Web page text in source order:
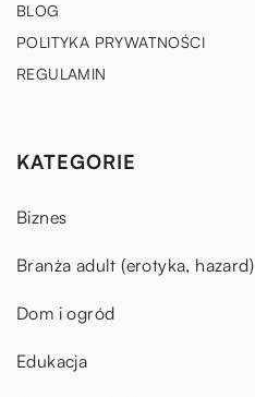
BLOG
POLITYKA PRYWATNOŚCI
REGULAMIN
KATEGORIE
Biznes
Branża adult (erotyka, hazard)
Dom i ogród
Edukacja